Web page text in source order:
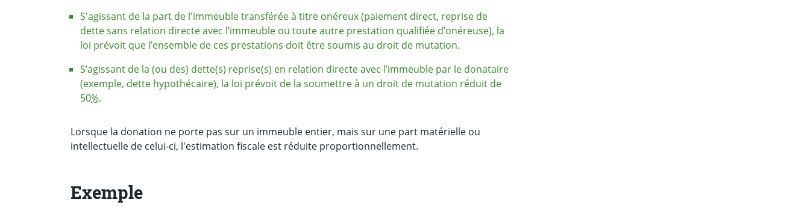
S'agissant de la part de l'immeuble transférée à titre onéreux (paiement direct, reprise de
dette sans relation directe avec l’immeuble ou toute autre prestation qualifiée d’onéreuse), la
loi prévoit que l’ensemble de ces prestations doit être soumis au droit de mutation.
S’agissant de la (ou des) dette(s) reprise(s) en relation directe avec l’immeuble par le donataire
(exemple, dette hypothécaire), la loi prévoit de la soumettre à un droit de mutation réduit de
50%.
Lorsque la donation ne porte pas sur un immeuble entier, mais sur une part matérielle ou
intellectuelle de celui-ci, l'estimation fiscale est réduite proportionnellement.
Exemple